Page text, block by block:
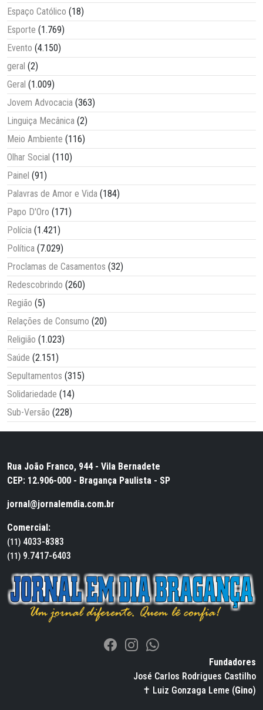
Espaço Católico (18)
Esporte (1.769)
Evento (4.150)
geral (2)
Geral (1.009)
Jovem Advocacia (363)
Linguiça Mecânica (2)
Meio Ambiente (116)
Olhar Social (110)
Painel (91)
Palavras de Amor e Vida (184)
Papo D'Oro (171)
Polícia (1.421)
Política (7.029)
Proclamas de Casamentos (32)
Redescobrindo (260)
Região (5)
Relações de Consumo (20)
Religião (1.023)
Saúde (2.151)
Sepultamentos (315)
Solidariedade (14)
Sub-Versão (228)
Rua João Franco, 944 - Vila Bernadete
CEP: 12.906-000 - Bragança Paulista - SP
jornal@jornalemdia.com.br
Comercial:
(11) 4033-8383
(11) 9.7417-6403
Fundadores
José Carlos Rodrigues Castilho
✝ Luiz Gonzaga Leme (Gino)